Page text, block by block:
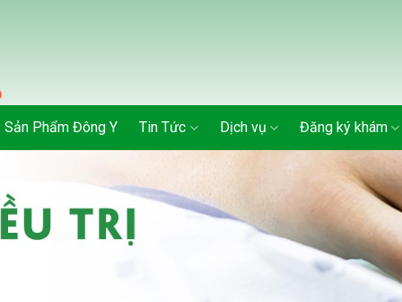
Sản Phẩm Đông Y Tin Tức Dịch vụ Đăng ký khám